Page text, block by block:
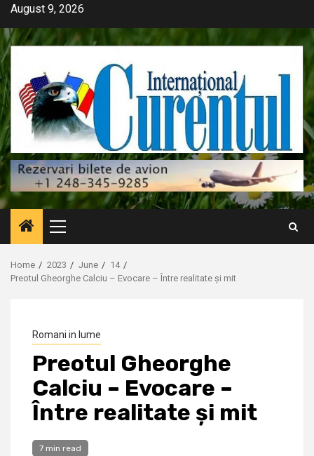
Skip
content
August 9, 2026
Primary
Menu
Home 2023 June
14
Preotul Gheorghe Calciu – Evocare – Între realitate și mit
Romani in lume
Preotul Gheorghe
Calciu – Evocare –
Între realitate și mit
7 min read